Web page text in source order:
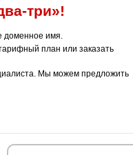
три»!
доменное имя.
план или заказать
Мы можем предложить